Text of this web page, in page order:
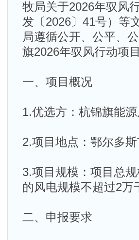
牧局关于2026年驭风
发〔2026〕41号）等
局遵循公开、公平、
旗2026年驭风行动项
一、项目概况
1.优选方：杭锦旗能
2.项目地点：鄂尔多斯
3.项目规模：项目总
的风电规模不超过2万
二、申报要求